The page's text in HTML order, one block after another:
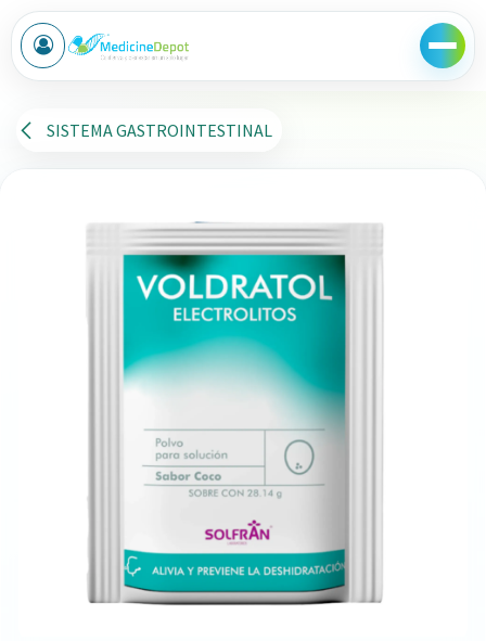
Ir al contenido
SISTEMA GASTROINTESTINAL